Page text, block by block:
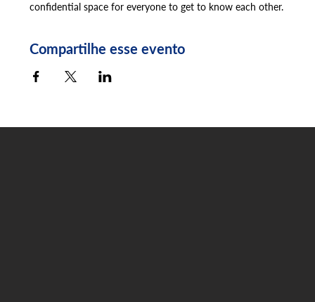
confidential space for everyone to get to know each other.
Compartilhe esse evento